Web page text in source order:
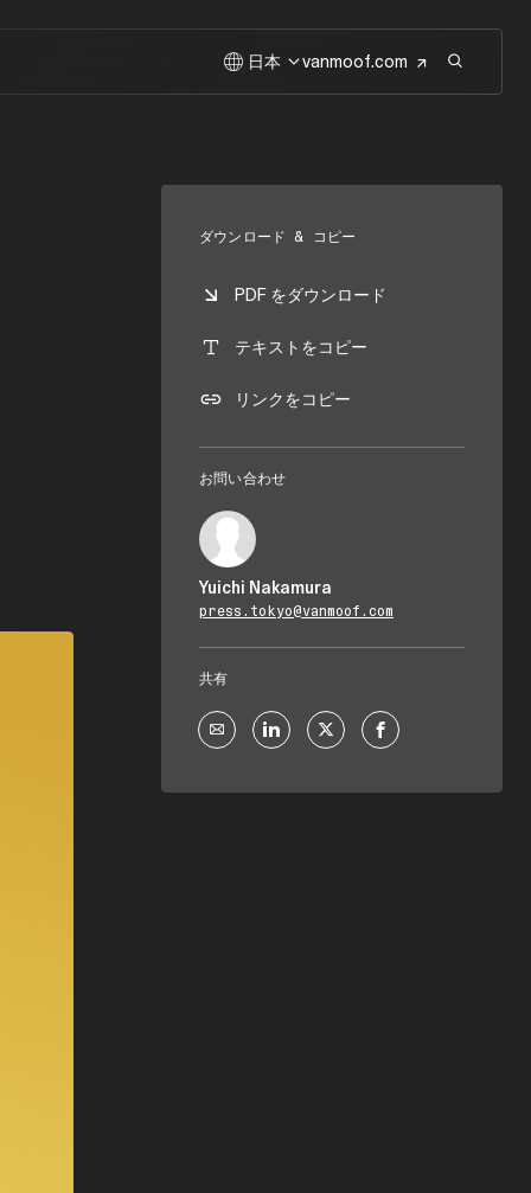
日本 vanmoof.com
ダウンロード & コピー
PDF をダウンロード
テキストをコピー
リンクをコピー
お問い合わせ
Yuichi Nakamura
press.tokyo@vanmoof.com
共有